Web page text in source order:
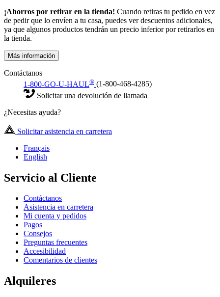
¡Ahorros por retirar en la tienda! Cuando retiras tu pedido en vez
de pedir que lo envíen a tu casa, puedes ver descuentos adicionales,
ya que algunos productos tendrán un precio inferior por retirarlos en
la tienda.
Más información
Contáctanos
1-800-GO-U-HAUL® (1-800-468-4285)
Solicitar una devolución de llamada
¿Necesitas ayuda?
Solicitar asistencia en carretera
Français
English
Servicio al Cliente
Contáctanos
Asistencia en carretera
Mi cuenta y pedidos
Pagos
Consejos
Preguntas frecuentes
Accesibilidad
Comentarios de clientes
Alquileres